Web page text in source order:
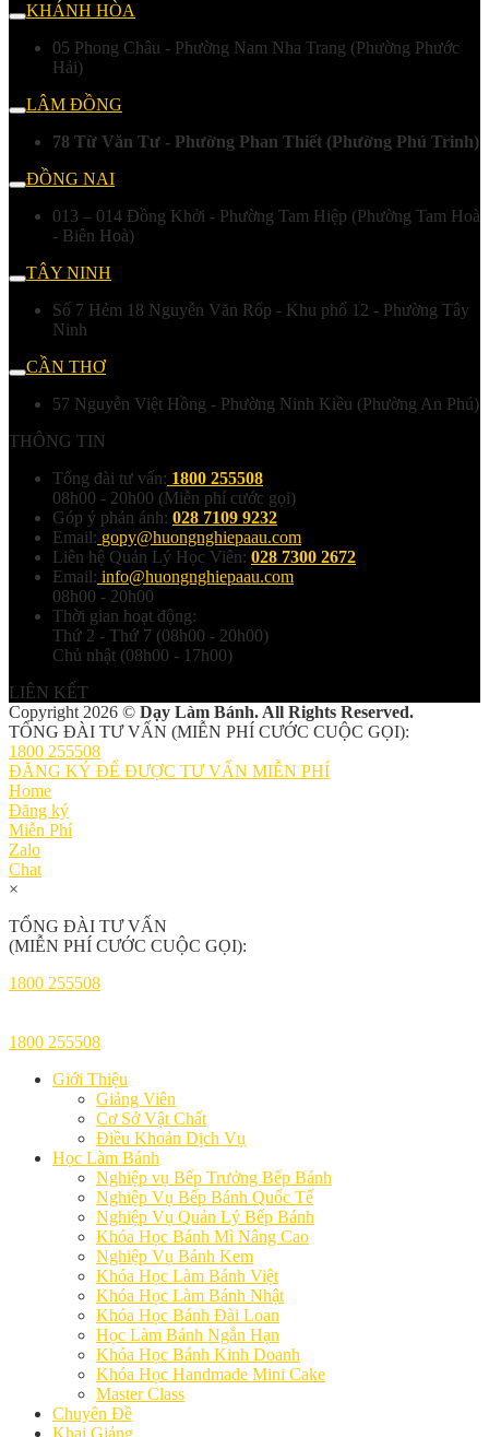
KHÁNH HÒA
05 Phong Châu - Phường Nam Nha Trang (Phường Phước
Hải)
LÂM ĐỒNG
78 Từ Văn Tư - Phường Phan Thiết (Phường Phú Trinh)
ĐỒNG NAI
013 – 014 Đồng Khởi - Phường Tam Hiệp (Phường Tam Hoà
- Biên Hoà)
TÂY NINH
Số 7 Hẻm 18 Nguyễn Văn Rốp - Khu phố 12 - Phường Tây
Ninh
CẦN THƠ
57 Nguyễn Việt Hồng - Phường Ninh Kiều (Phường An Phú)
THÔNG TIN
Tổng đài tư vấn: 1800 255508
08h00 - 20h00 (Miễn phí cước gọi)
Góp ý phản ánh: 028 7109 9232
Email: gopy@huongnghiepaau.com
Liên hệ Quản Lý Học Viên: 028 7300 2672
Email: info@huongnghiepaau.com
08h00 - 20h00
Thời gian hoạt động:
Thứ 2 - Thứ 7 (08h00 - 20h00)
Chủ nhật (08h00 - 17h00)
LIÊN KẾT
Copyright 2026 © Dạy Làm Bánh. All Rights Reserved.
TỔNG ĐÀI TƯ VẤN (MIỄN PHÍ CƯỚC CUỘC GỌI):
1800 255508
ĐĂNG KÝ ĐỂ ĐƯỢC TƯ VẤN MIỄN PHÍ
Home
Đăng ký
Miễn Phí
Zalo
Chat
×
TỔNG ĐÀI TƯ VẤN
(MIỄN PHÍ CƯỚC CUỘC GỌI):
1800 255508
1800 255508
Giới Thiệu
Giảng Viên
Cơ Sở Vật Chất
Điều Khoản Dịch Vụ
Học Làm Bánh
Nghiệp vụ Bếp Trưởng Bếp Bánh
Nghiệp Vụ Bếp Bánh Quốc Tế
Nghiệp Vụ Quản Lý Bếp Bánh
Khóa Học Bánh Mì Nâng Cao
Nghiệp Vụ Bánh Kem
Khóa Học Làm Bánh Việt
Khóa Học Làm Bánh Nhật
Khóa Học Bánh Đài Loan
Học Làm Bánh Ngắn Hạn
Khóa Học Bánh Kinh Doanh
Khóa Học Handmade Mini Cake
Master Class
Chuyên Đề